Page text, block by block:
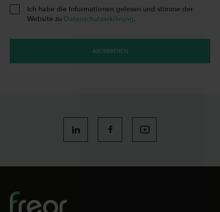
Ich habe die Informationen gelesen und stimme der
Website zu Datenschutzerklärung.
ABONNIEREN